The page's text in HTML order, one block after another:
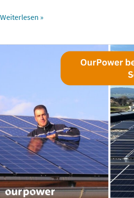
Weiterlesen »
Pionier:innen